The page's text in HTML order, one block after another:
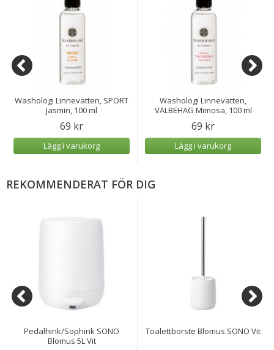
Washologi Linnevatten, SPORT
Jasmin, 100 ml
69 kr
Lägg i varukorg
Washologi Linnevatten,
VÄLBEHAG Mimosa, 100 ml
69 kr
Lägg i varukorg
REKOMMENDERAT FÖR DIG
Pedalhink/Sophink SONO
Blomus 5L Vit
Toalettborste Blomus SONO Vit